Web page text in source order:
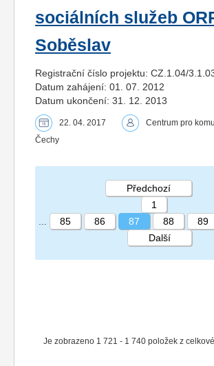
sociálních služeb
Soběslav
Registrační číslo projektu: CZ.1.04/
Datum zahájení: 01. 07. 2012
Datum ukončení: 31. 12. 2013
22. 04. 2017
Centrum pro
Čechy
STRÁNKA 87 270
Je zobrazeno 1 721 - 1 740 položek z
Předchozí
1
85 86 87 88 89
Další